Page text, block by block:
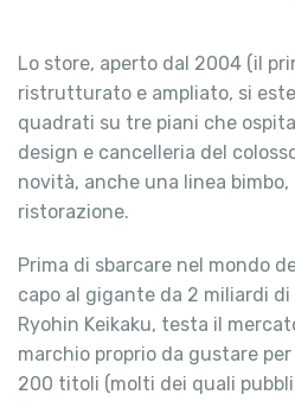
Lo store, aperto dal 2004 (il
ristrutturato e ampliato, si
quadrati su tre piani che
design e cancelleria del
novità, anche una linea bimbo,
ristorazione.
Prima di sbarcare nel mondo
capo al gigante da 2 miliardi
Ryohin Keikaku, testa il
marchio proprio da gustare
200 titoli (molti dei quali